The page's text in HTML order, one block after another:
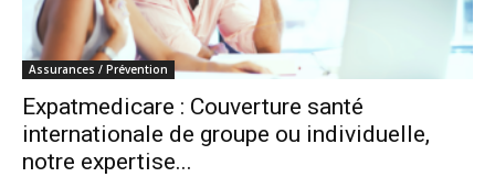
Assurances / Prévention
Expatmedicare : Couverture santé
internationale de groupe ou individuelle,
notre expertise...